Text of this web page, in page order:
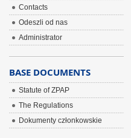
Contacts
Odeszli od nas
Administrator
BASE DOCUMENTS
Statute of ZPAP
The Regulations
Dokumenty członkowskie